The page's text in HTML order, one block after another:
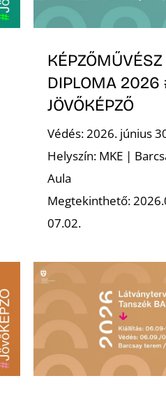
DIPLOMA 2026
JÖVŐKÉPZŐ
Védés: 2026. június
Helyszín: MKE |
Aula
Megtekinthető:
07.02.